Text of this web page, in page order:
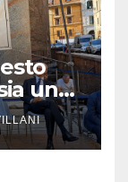
un